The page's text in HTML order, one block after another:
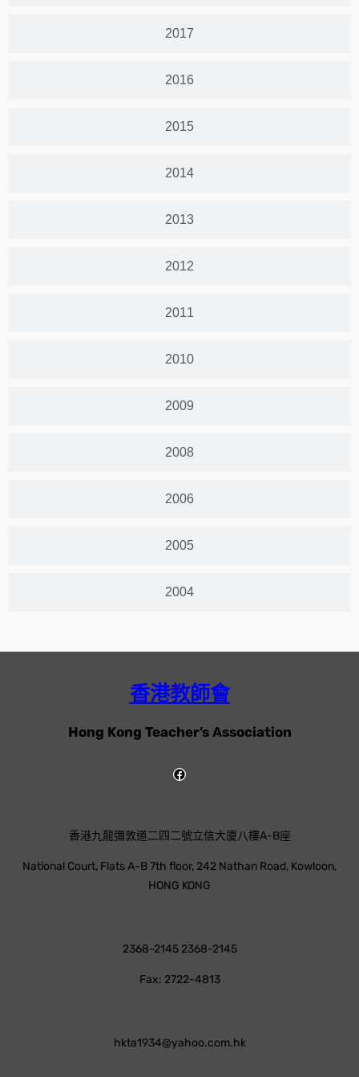
2017
2016
2015
2014
2013
2012
2011
2010
2009
2008
2006
2005
2004
香港教師會
Hong Kong Teacher’s Association
香港九龍彌敦道二四二號立信大廈八樓A-B座
National Court, Flats A-B 7th floor, 242 Nathan Road, Kowloon,
HONG KONG
2368-2145 2368-2145
Fax: 2722-4813
hkta1934@yahoo.com.hk